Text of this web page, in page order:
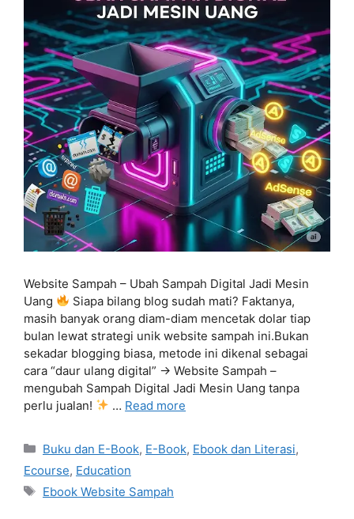
Website Sampah – Ubah Sampah Digital Jadi Mesin
Uang
Siapa bilang blog sudah mati? Faktanya,
masih banyak orang diam-diam mencetak dolar tiap
bulan lewat strategi unik website sampah ini.Bukan
sekadar blogging biasa, metode ini dikenal sebagai
cara “daur ulang digital” → Website Sampah –
mengubah Sampah Digital Jadi Mesin Uang tanpa
perlu jualan!
… Read more
Categories
Buku dan E-Book, E-Book, Ebook dan Literasi,
Ecourse, Education
Tags
Ebook Website Sampah